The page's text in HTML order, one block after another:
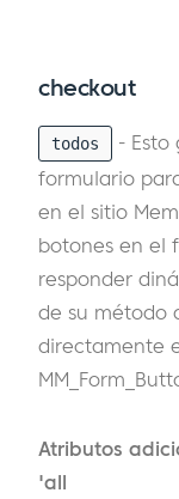
checkout
todos
-
formulario
en el sitio
botones en el
responder
de su método
directamente
Atributos
'all